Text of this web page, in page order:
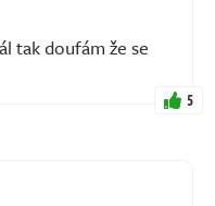
tak doufám že se
5